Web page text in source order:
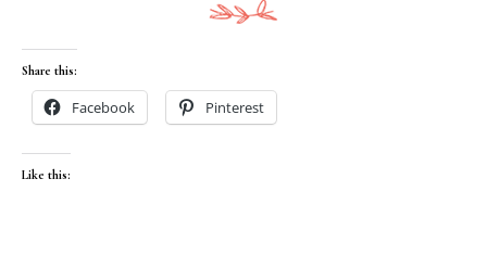
Share this:
Facebook Pinterest
Like this: